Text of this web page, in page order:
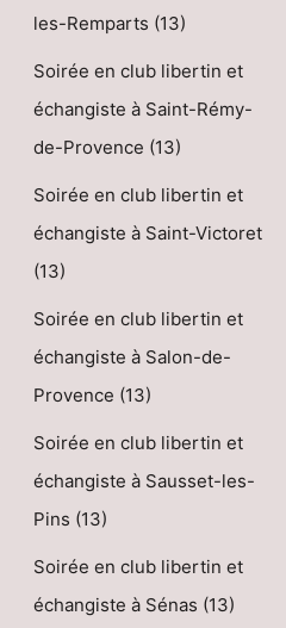
les-Remparts (13)
Soirée en club libertin et
échangiste à Saint-Rémy-
de-Provence (13)
Soirée en club libertin et
échangiste à Saint-Victoret
(13)
Soirée en club libertin et
échangiste à Salon-de-
Provence (13)
Soirée en club libertin et
échangiste à Sausset-les-
Pins (13)
Soirée en club libertin et
échangiste à Sénas (13)